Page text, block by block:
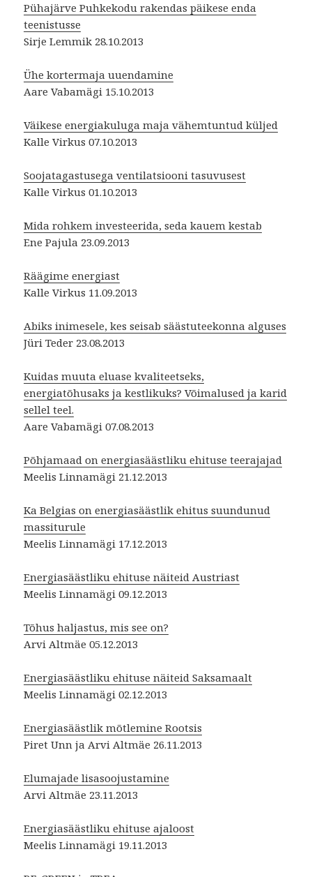
Pühajärve Puhkekodu rakendas päikese enda
teenistusse
Sirje Lemmik 28.10.2013
Ühe kortermaja uuendamine
Aare Vabamägi 15.10.2013
Väikese energiakuluga maja vähemtuntud küljed
Kalle Virkus 07.10.2013
Soojatagastusega ventilatsiooni tasuvusest
Kalle Virkus 01.10.2013
Mida rohkem investeerida, seda kauem kestab
Ene Pajula 23.09.2013
Räägime energiast
Kalle Virkus 11.09.2013
Abiks inimesele, kes seisab säästuteekonna alguses
Jüri Teder 23.08.2013
Kuidas muuta eluase kvaliteetseks,
energiatõhusaks ja kestlikuks? Võimalused ja karid
sellel teel.
Aare Vabamägi 07.08.2013
Põhjamaad on energiasäästliku ehituse teerajajad
Meelis Linnamägi 21.12.2013
Ka Belgias on energiasäästlik ehitus suundunud
massiturule
Meelis Linnamägi 17.12.2013
Energiasäästliku ehituse näiteid Austriast
Meelis Linnamägi 09.12.2013
Tõhus haljastus, mis see on?
Arvi Altmäe 05.12.2013
Energiasäästliku ehituse näiteid Saksamaalt
Meelis Linnamägi 02.12.2013
Energiasäästlik mõtlemine Rootsis
Piret Unn ja Arvi Altmäe 26.11.2013
Elumajade lisasoojustamine
Arvi Altmäe 23.11.2013
Energiasäästliku ehituse ajaloost
Meelis Linnamägi 19.11.2013